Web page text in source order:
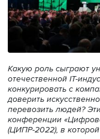
Какую роль
отечественной IT-